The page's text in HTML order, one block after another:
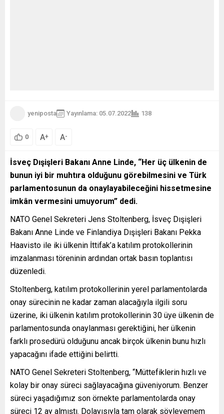
yeniposta Yayınlama: 05.07.2022 138
0 A+ A-
İsveç Dışişleri Bakanı Anne Linde, “Her üç ülkenin de
bunun iyi bir muhtıra olduğunu görebilmesini ve Türk
parlamentosunun da onaylayabileceğini hissetmesine
imkân vermesini umuyorum” dedi.
NATO Genel Sekreteri Jens Stoltenberg, İsveç Dışişleri
Bakanı Anne Linde ve Finlandiya Dışişleri Bakanı Pekka
Haavisto ile iki ülkenin İttifak’a katılım protokollerinin
imzalanması töreninin ardından ortak basın toplantısı
düzenledi.
Stoltenberg, katılım protokollerinin yerel parlamentolarda
onay sürecinin ne kadar zaman alacağıyla ilgili soru
üzerine, iki ülkenin katılım protokollerinin 30 üye ülkenin de
parlamentosunda onaylanması gerektiğini, her ülkenin
farklı prosedürü olduğunu ancak birçok ülkenin bunu hızlı
yapacağını ifade ettiğini belirtti.
NATO Genel Sekreteri Stoltenberg, “Müttefiklerin hızlı ve
kolay bir onay süreci sağlayacağına güveniyorum. Benzer
süreci yaşadığımız son örnekte parlamentolarda onay
süreci 12 ay almıştı. Dolayısıyla tam olarak söyleyemem